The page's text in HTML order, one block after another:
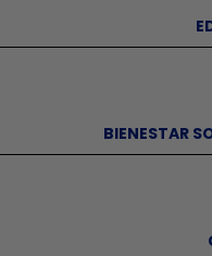
BIENESTAR